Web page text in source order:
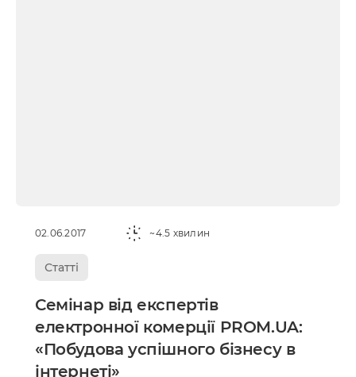
02.06.2017 ~4.5 хвилин
Статті
Семінар від експертів
електронної комерції PROM.UA:
«Побудова успішного бізнесу в
інтернеті»